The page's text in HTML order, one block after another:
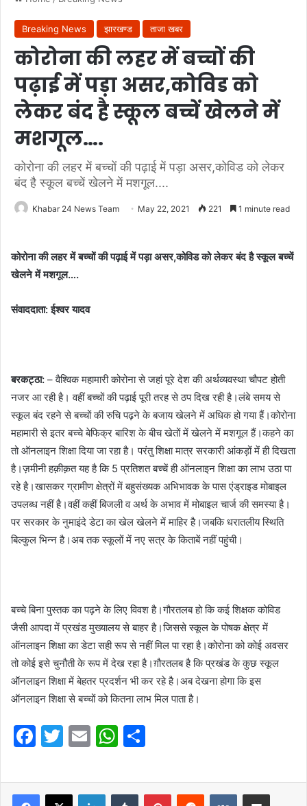
Breaking News झारखण्ड ताजा खबर
कोरोना की लहर में बच्चों की
पढ़ाई में पड़ा असर,कोविड को
लेकर बंद है स्कूल बच्चें खेलने में
मशगूल….
कोरोना की लहर में बच्चों की पढ़ाई में पड़ा असर,कोविड को लेकर
बंद है स्कूल बच्चें खेलने में मशगूल....
Khabar 24 News Team May 22, 2021 221 1 minute read
कोरोना की लहर में बच्चों की पढ़ाई में पड़ा असर,कोविड को लेकर बंद है स्कूल बच्चें
खेलने में मशगूल….
संवाददाता: ईश्वर यादव
बरकट्ठा: – वैश्विक महामारी कोरोना से जहां पूरे देश की अर्थव्यवस्था चौपट होती
नजर आ रही है। वहीं बच्चों की पढ़ाई पूरी तरह से ठप दिख रही है।लंबे समय से
स्कूल बंद रहने से बच्चों की रुचि पढ़ने के बजाय खेलने में अधिक हो गया हैं।कोरोना
महामारी से इतर बच्चे बेफिक्र बारिश के बीच खेतों में खेलने में मशगूल हैं।कहने का
तो ऑनलाइन शिक्षा दिया जा रहा है। परंतु शिक्षा मात्र सरकारी आंकड़ों में ही दिखता
है।ज़मीनी हक़ीक़त यह है कि 5 प्रतिशत बच्चें ही ऑनलाइन शिक्षा का लाभ उठा पा
रहे है।खासकर ग्रामीण क्षेत्रों में बहुसंख्यक अभिभावक के पास एंड्राइड मोबाइल
उपलब्ध नहीं है।वहीं कहीं बिजली व अर्थ के अभाव में मोबाइल चार्ज की समस्या है।
पर सरकार के नुमाइंदे डेटा का खेल खेलने में माहिर है।जबकि धरातलीय स्थिति
बिल्कुल भिन्न है।अब तक स्कूलों में नए सत्र के किताबें नहीं पहुंची।
बच्चे बिना पुस्तक का पढ़ने के लिए विवश है।गौरतलब हो कि कई शिक्षक कोविड
जैसी आपदा में प्रखंड मुख्यालय से बाहर है।जिससे स्कूल के पोषक क्षेत्र में
ऑनलाइन शिक्षा का डेटा सही रूप से नहीं मिल पा रहा है।कोरोना को कोई अवसर
तो कोई इसे चुनौती के रूप में देख रहा है।ग़ौरतलब है कि प्रखंड के कुछ स्कूल
ऑनलाइन शिक्षा में बेहतर प्रदर्शन भी कर रहे है।अब देखना होगा कि इस
ऑनलाइन शिक्षा से बच्चों को कितना लाभ मिल पाता है।
F
c
T
itt
E
ai
W
at ar
LinkedInTumblr PinterestReddit VKontakteShare via Email